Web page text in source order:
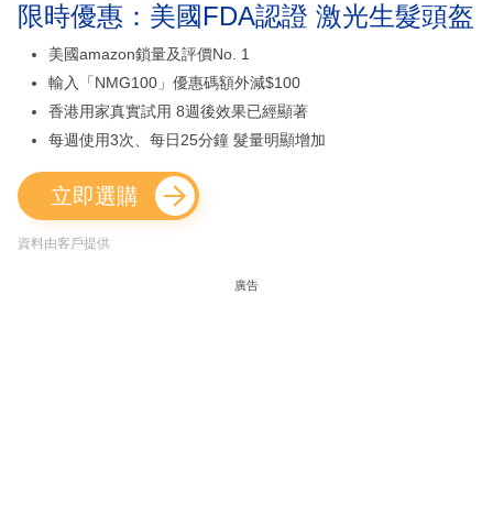
限時優惠：美國FDA認證 激光生髮頭盔
美國amazon鎖量及評價No. 1
輸入「NMG100」優惠碼額外減$100
香港用家真實試用 8週後效果已經顯著
每週使用3次、每日25分鐘 髮量明顯增加
立即選購
資料由客戶提供
廣告